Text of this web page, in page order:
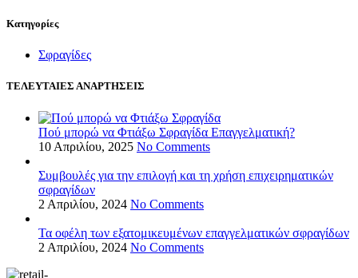
Kατηγορίες
Σφραγίδες
ΤΕΛΕΥΤΑΙΕΣ ΑΝΑΡΤΗΣΕΙΣ
Πού μπορώ να Φτιάξω Σφραγίδα Επαγγελματική?
10 Απριλίου, 2025 No Comments
Συμβουλές για την επιλογή και τη χρήση επιχειρηματικών
σφραγίδων
2 Απριλίου, 2024 No Comments
Τα οφέλη των εξατομικευμένων επαγγελματικών σφραγίδων
2 Απριλίου, 2024 No Comments